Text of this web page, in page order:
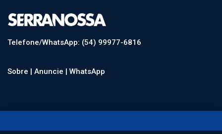
Telefone/WhatsApp: (54) 99977-6816
Sobre | Anuncie | WhatsApp